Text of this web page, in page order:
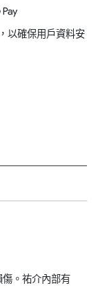
以確保用戶資料安
。祐介內部有